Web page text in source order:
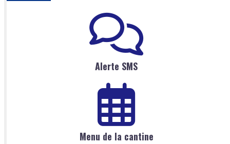
Alerte SMS
Menu de la cantine